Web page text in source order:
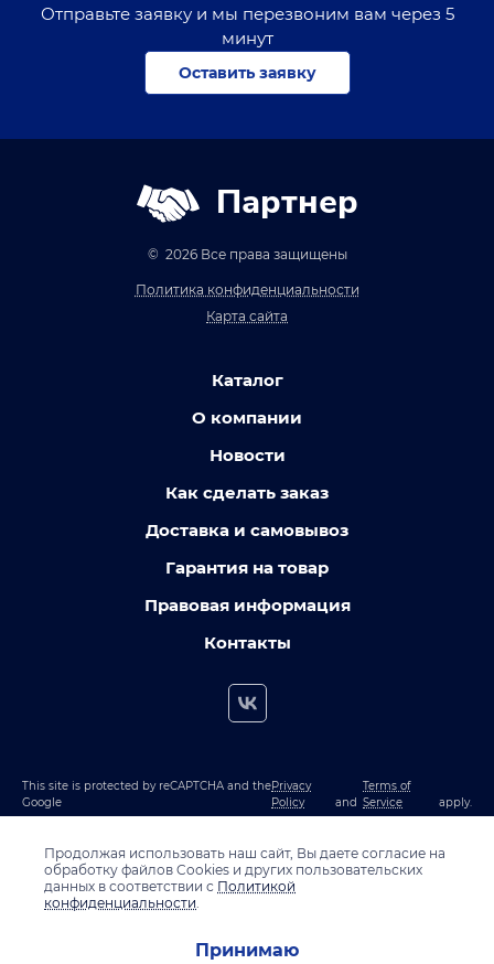
Отправьте заявку и мы перезвоним вам через 5
минут
Оставить заявку
Партнер
© 2026 Все права защищены
Политика конфиденциальности
Карта сайта
Каталог
О компании
Новости
Как сделать заказ
Доставка и самовывоз
Гарантия на товар
Правовая информация
Контакты
This site is protected by reCAPTCHA and the
Google
Privacy
Policy
and
Terms of
Service
apply.
Продолжая использовать наш сайт, Вы даете согласие на
обработку файлов Cookies и других пользовательских
данных в соответствии с Политикой
конфиденциальности.
Принимаю